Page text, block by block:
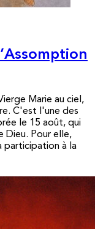
Marie au ciel,
C'est l'une des
le 15 août, qui
Dieu. Pour elle,
participation à la